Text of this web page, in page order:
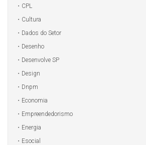
CPL
Cultura
Dados do Setor
Desenho
Desenvolve SP
Design
Dnpm
Economia
Empreendedorismo
Energia
Esocial